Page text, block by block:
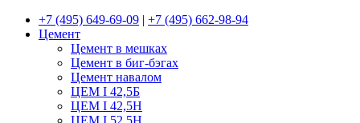
+7 (495) 649-69-09 | +7 (495) 662-98-94
Цемент
Цемент в мешках
Цемент в биг-бэгах
Цемент навалом
ЦЕМ I 42,5Б
ЦЕМ I 42,5Н
ЦЕМ I 52,5Н